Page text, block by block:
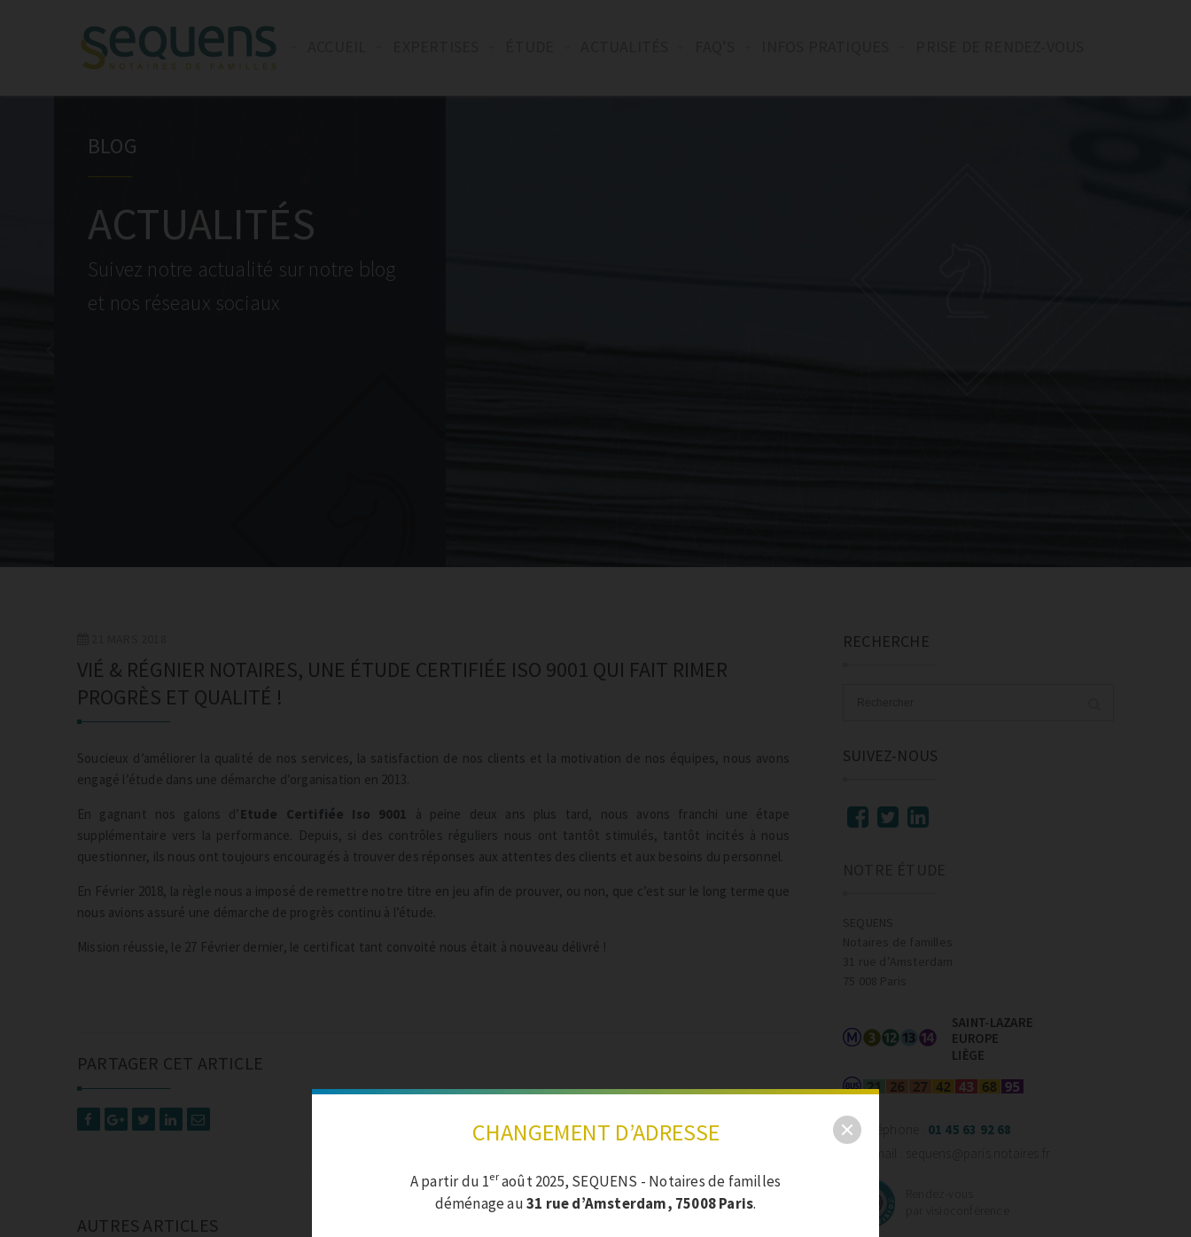
BLOG
ACTUALITÉS
Suivez notre actualité sur notre blog
et nos réseaux sociaux
VIÉ & RÉGNIER NOTAIRES, UNE ÉTUDE CERTIFIÉE ISO 9001 QUI FAIT RIMER
PROGRÈS ET QUALITÉ !
Soucieux d’améliorer la qualité de nos services, la satisfaction de nos clients et la motivation de nos équipes, nous avons
engagé l’étude dans une démarche d’organisation en 2013.
En gagnant nos galons d’Etude Certifiée Iso 9001 à peine deux ans plus tard, nous avons franchi une étape
supplémentaire vers la performance. Depuis, si des contrôles réguliers nous ont tantôt stimulés, tantôt incités à nous
questionner, ils nous ont toujours encouragés à trouver des réponses aux attentes des clients et aux besoins du personnel.
En Février 2018, la règle nous a imposé de remettre notre titre en jeu afin de prouver, ou non, que c’est sur le long terme que
nous avions assuré une démarche de progrès continu à l’étude.
Mission réussie, le 27 Février dernier, le certificat tant convoité nous était à nouveau délivré !
PARTAGER CET ARTICLE
AUTRES ARTICLES
RECHERCHE
SUIVEZ-NOUS
Téléphone : 01 45 63 92 68
CHANGEMENT D’ADRESSE
A partir du 1eraoût 2025, SEQUENS - Notaires de familles
déménage au31 rue d’Amsterdam, 75008 Paris.